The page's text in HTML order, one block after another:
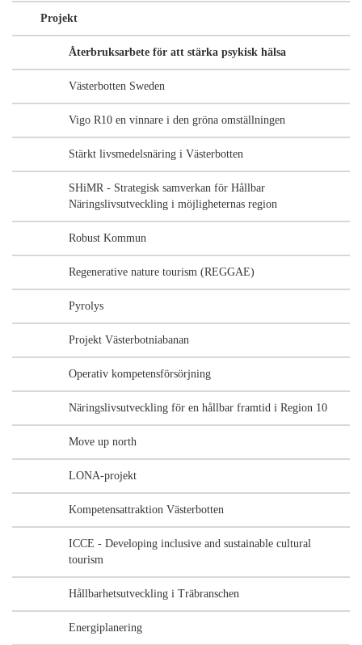
Projekt
Återbruksarbete för att stärka psykisk hälsa
Västerbotten Sweden
Vigo R10 en vinnare i den gröna omställningen
Stärkt livsmedelsnäring i Västerbotten
SHiMR - Strategisk samverkan för Hållbar
Näringslivsutveckling i möjligheternas region
Robust Kommun
Regenerative nature tourism (REGGAE)
Pyrolys
Projekt Västerbotniabanan
Operativ kompetensförsörjning
Näringslivsutveckling för en hållbar framtid i Region 10
Move up north
LONA-projekt
Kompetensattraktion Västerbotten
ICCE - Developing inclusive and sustainable cultural
tourism
Hållbarhetsutveckling i Träbranschen
Energiplanering